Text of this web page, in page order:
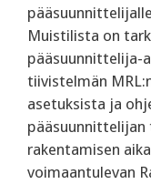
Muistilista on
pääsuunnittelija-
tiivistelmän
asetuksista ja
pääsuunnittelijan
rakentamisen
voimaantulevan